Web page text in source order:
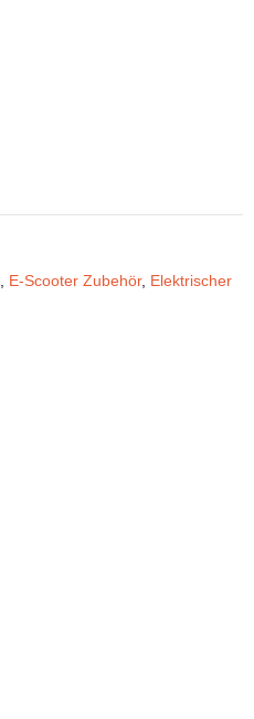
E-Scooter Zubehör, Elektrischer